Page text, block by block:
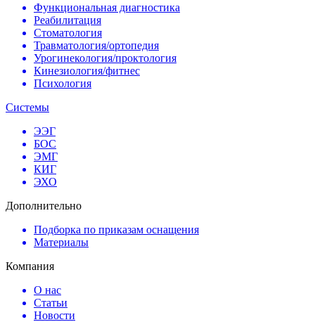
Функциональная диагностика
Реабилитация
Стоматология
Травматология/ортопедия
Урогинекология/проктология
Кинезиология/фитнес
Психология
Системы
ЭЭГ
БОС
ЭМГ
КИГ
ЭХО
Дополнительно
Подборка по приказам оснащения
Материалы
Компания
О нас
Статьи
Новости